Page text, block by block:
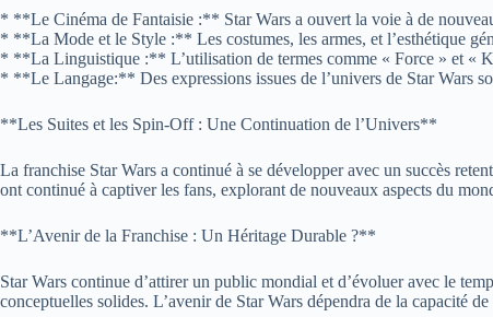
* **Le Cinéma de Fantaisie :** Star Wars a ouvert la voie à de
* **La Mode et le Style :** Les costumes, les armes, et l’esthétique
* **La Linguistique :** L’utilisation de termes comme « Force » et «
* **Le Langage:** Des expressions issues de l’univers de Star Wars
**Les Suites et les Spin-Off : Une Continuation de l’Univers**
La franchise Star Wars a continué à se développer avec un succès
ont continué à captiver les fans, explorant de nouveaux aspects du
**L’Avenir de la Franchise : Un Héritage Durable ?**
Star Wars continue d’attirer un public mondial et d’évoluer avec le
conceptuelles solides. L’avenir de Star Wars dépendra de la capacité